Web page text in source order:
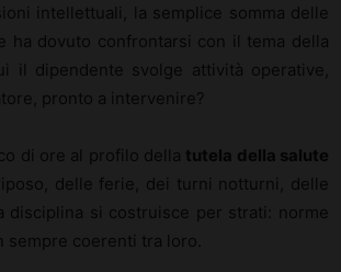
intellettuali, la semplice somma delle
dovuto confrontarsi con il tema della
il dipendente svolge attività operative,
pronto a intervenire?
di ore al profilo della tutela della salute
delle ferie, dei turni notturni, delle
disciplina si costruisce per strati: norme
coerenti tra loro.